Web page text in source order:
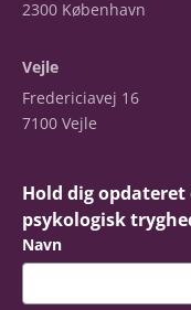
2300 København
Vejle
Fredericiavej 16
7100 Vejle
Hold dig
psykologisk
Navn